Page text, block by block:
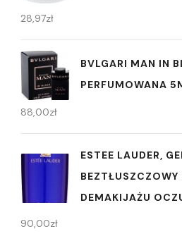
28,97zł
BVLGARI MAN IN
PERFUMOWANA
88,00zł
ESTEE LAUDER,
BEZTŁUSZCZOWY
DEMAKIJAŻU
90,00zł